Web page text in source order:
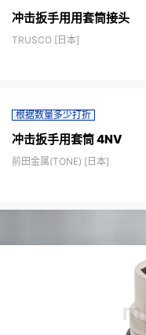
冲击扳手用用套筒接头
TRUSCO [日本]
根据数量多少打折
冲击扳手用套筒 4NV
前田金属(TONE) [日本]